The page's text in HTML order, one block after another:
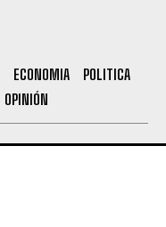
ECONOMIA
POLITICA
OPINIÓN